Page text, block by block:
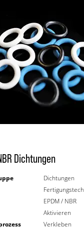
Dichtungen
Dichtungen
EPDM / NBR
Aktivieren
Verkleben